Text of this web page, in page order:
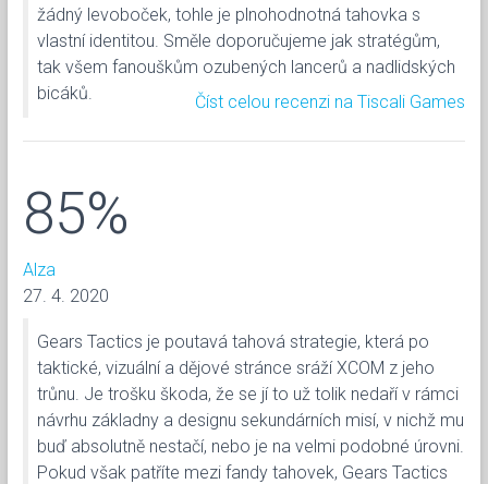
žádný levoboček, tohle je plnohodnotná tahovka s
vlastní identitou. Směle doporučujeme jak stratégům,
tak všem fanouškům ozubených lancerů a nadlidských
bicáků.
Číst celou recenzi na Tiscali Games
85%
Alza
27. 4. 2020
Gears Tactics je poutavá tahová strategie, která po
taktické, vizuální a dějové stránce sráží XCOM z jeho
trůnu. Je trošku škoda, že se jí to už tolik nedaří v rámci
návrhu základny a designu sekundárních misí, v nichž mu
buď absolutně nestačí, nebo je na velmi podobné úrovni.
Pokud však patříte mezi fandy tahovek, Gears Tactics